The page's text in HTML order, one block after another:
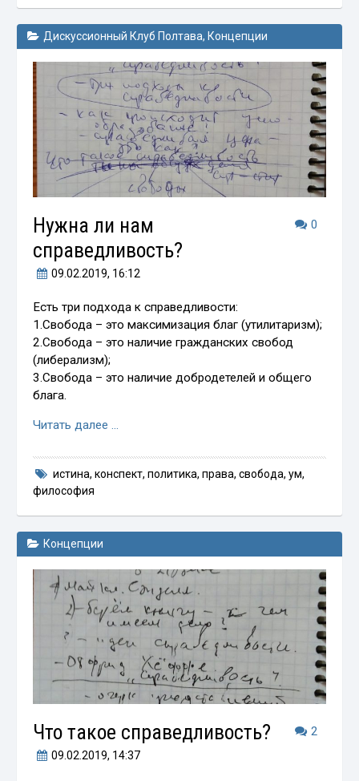
Дискуссионный Клуб Полтава, Концепции
0
Нужна ли нам
справедливость?
09.02.2019, 16:12
Есть три подхода к справедливости:
1.Свобода – это максимизация благ (утилитаризм);
2.Свобода – это наличие гражданских свобод
(либерализм);
3.Свобода – это наличие добродетелей и общего
блага.
Читать далее …
истина, конспект, политика, права, свобода, ум,
философия
Концепции
2
Что такое справедливость?
09.02.2019, 14:37